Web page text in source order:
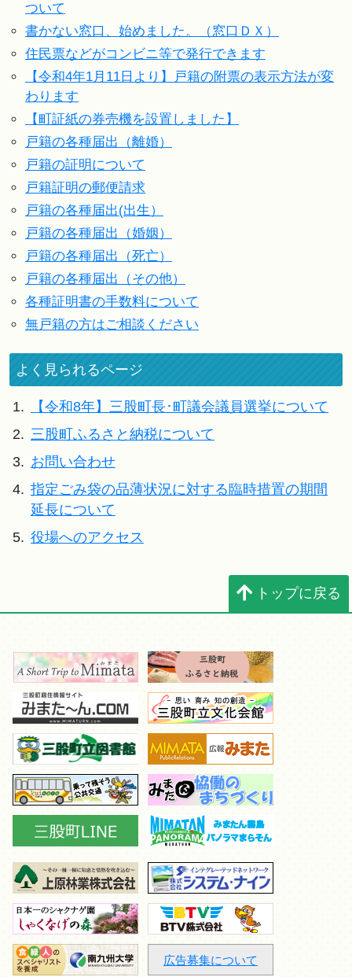
ついて
書かない窓口、始めました。（窓口ＤＸ）
住民票などがコンビニ等で発行できます
【令和4年1月11日より】戸籍の附票の表示方法が変
わります
【町証紙の券売機を設置しました】
戸籍の各種届出（離婚）
戸籍の証明について
戸籍証明の郵便請求
戸籍の各種届出(出生）
戸籍の各種届出（婚姻）
戸籍の各種届出（死亡）
戸籍の各種届出（その他）
各種証明書の手数料について
無戸籍の方はご相談ください
よく見られるページ
1.
【令和8年】三股町長･町議会議員選挙について
2. 三股町ふるさと納税について
3. お問い合わせ
4. 指定ごみ袋の品薄状況に対する臨時措置の期間
延長について
5. 役場へのアクセス
トップに戻る
広告募集について